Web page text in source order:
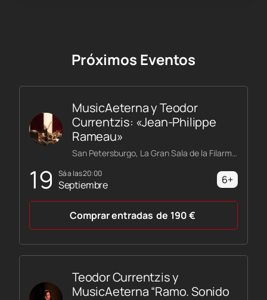
Próximos Eventos
19 sá a las 20:00
Septiembre
MusicAeterna y Teodor
Currentzis: «Jean-Philippe
Rameau»
San Petersburgo, La Gran Sala de la Filarmónica Shostakóvich
6+
Comprar entradas de 190€
Teodor Currentzis y
MusicAeterna “Ramo. Sonido